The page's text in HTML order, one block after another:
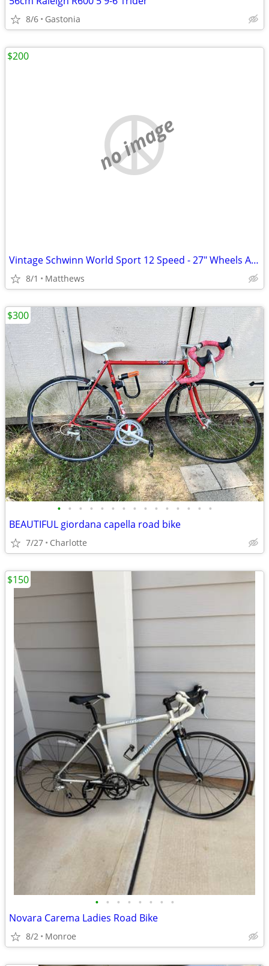
8/6 Gastonia
no image
Vintage Schwinn World Sport 12 Speed - 27" Wheels All original!!
8/1 Matthews
$200
• • • • • • • • • • • • • • •
BEAUTIFUL giordana capella road bike
7/27 Charlotte
$300
• • • • • • • •
Novara Carema Ladies Road Bike
8/2 Monroe
$150